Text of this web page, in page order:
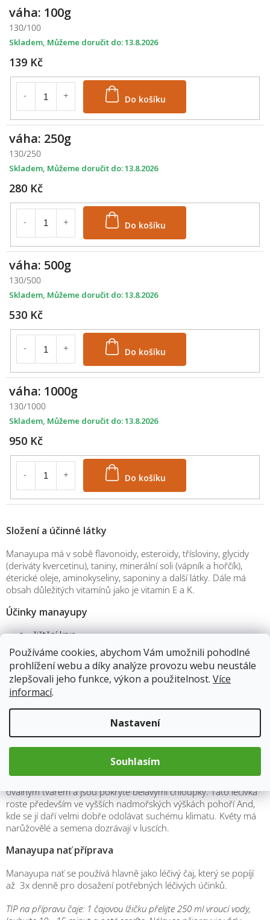
Používáme cookies, abychom Vám umožnili pohodlné
prohlížení webu a díky analýze provozu webu neustále
zlepšovali jeho funkce, výkon a použitelnost. Více
informací.
Nastavení
Souhlasím
váha: 100g
130/100
139 Kč
Do košíku
Skladem 13.8.2026
váha: 250g
130/250
280 Kč
Do košíku
Skladem 13.8.2026
váha: 500g
130/500
530 Kč
Skladem 13.8.2026
váha: 1000g
130/1000
950 Kč
Do košíku
Skladem 13.8.2026
Složení a účinné látky
Manayupa má v sobě flavonoidy, esteroidy, třísloviny, glycidy
(deriváty kvercetinu), taniny, minerální soli (vápník a hořčík),
éterické oleje, aminokyseliny, saponiny a další látky. Dále má
obsah důležitých vitamínů jako je vitamin E a K.
Účinky manayupy
čištění krve
detoxikace organismu od toxinů
očista těla od chemických látek, alkoholu a tabáku
pročišťuje ledviny a močové cesty
vhodné při potížích s vaječníky (záněty a podráždění)
dle nařízení ES č.1924/2006 nemůžeme uvádět zdravotní
doporučení – vycházíme pouze informací z internetu, které
nemusí být odborné.
Manayupa je plazivá trvalá bylina, která má menší listy s
oválným tvarem a jsou pokryté bělavými chloupky. Tato léčivka
roste především ve vyšších nadmořských výškách pohoří And,
kde se jí daří velmi dobře odolávat suchému klimatu. Květy má
narůžovělé a semena dozrávají v luscích.
Manayupa nať příprava
Manayupa nať se používá hlavně jako léčivý čaj, který se popíjí
až 3x denně pro dosažení potřebných léčivých účinků.
TIP na přípravu čaje: 1 čajovou lžičku přelijte 250 ml vroucí vody,